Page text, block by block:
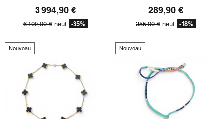
3 994,90 €
6 100,00 €neuf -35%
289,90 €
355,00 € neuf -18%
Nouveau Nouveau